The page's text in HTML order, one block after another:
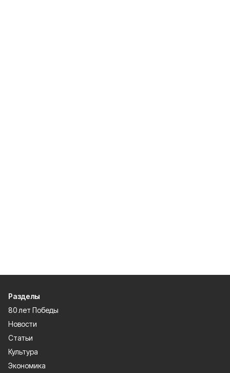
Разделы
80 лет Победы
Новости
Статьи
Культура
Экономика